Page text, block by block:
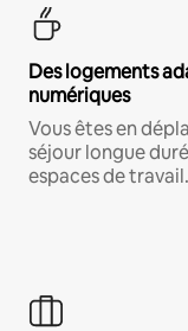
Des logements
numériques
Vous êtes en
séjour longue
espaces de travail.